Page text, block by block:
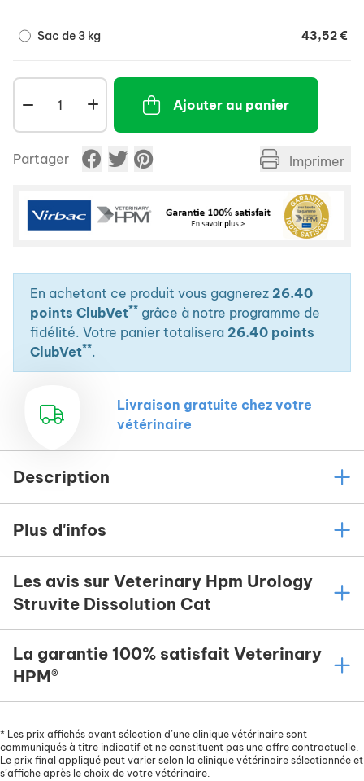
Sac de 3 kg 43,52 €
Ajouter au panier
Partager Imprimer
En achetant ce produit vous gagnerez 26.40
points ClubVet** grâce à notre programme de
fidélité. Votre panier totalisera 26.40 points
ClubVet**.
Livraison gratuite chez votre
vétérinaire
Description
Plus d'infos
Les avis sur Veterinary Hpm Urology
Struvite Dissolution Cat
La garantie 100% satisfait Veterinary
HPM®
* Les prix affichés avant sélection d’une clinique vétérinaire sont
communiqués à titre indicatif et ne constituent pas une offre contractuelle.
Le prix final appliqué peut varier selon la clinique vétérinaire sélectionnée et
s’affiche après le choix de votre vétérinaire.